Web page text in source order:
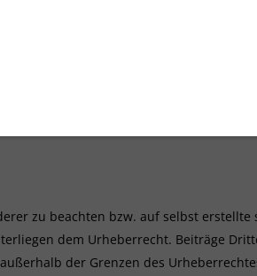
Webseiten haben wir
der jeweilige Anbieter oder
Rechtswidrige Inhalte waren zum
Anhaltspunkte einer
zu beachten bzw. auf selbst
dem Urheberrecht. Beiträge
der Grenzen des